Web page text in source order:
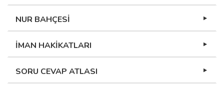
NUR BAHÇESİ
İMAN HAKİKATLARI
SORU CEVAP ATLASI